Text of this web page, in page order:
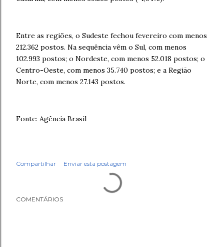
Entre as regiões, o Sudeste fechou fevereiro com menos
212.362 postos. Na sequência vêm o Sul, com menos
102.993 postos; o Nordeste, com menos 52.018 postos; o
Centro-Oeste, com menos 35.740 postos; e a Região
Norte, com menos 27.143 postos.
Fonte: Agência Brasil
Compartilhar Enviar esta postagem
COMENTÁRIOS